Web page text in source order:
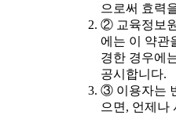
으로써 효력
② 교육정보
에는 이 약관
경한 경우에
공시합니다.
③ 이용자는
으면, 언제나